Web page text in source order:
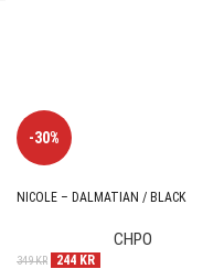
-30%
NICOLE – DALMATIAN / BLACK
CHPO
349KR 244 KR